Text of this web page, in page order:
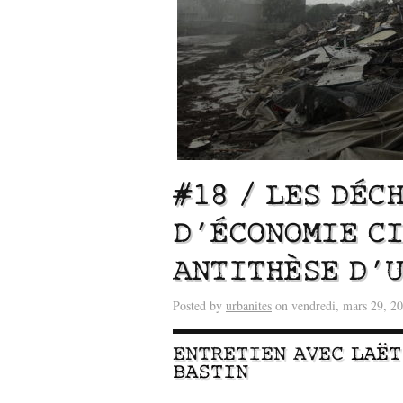
#18 / LES
D’ÉCONOMIE
ANTITHÈSE
Posted by urbanites on vendredi, mars 29,
ENTRETIEN AVEC
BASTIN
Lu /Sous le feu du
énergie des data